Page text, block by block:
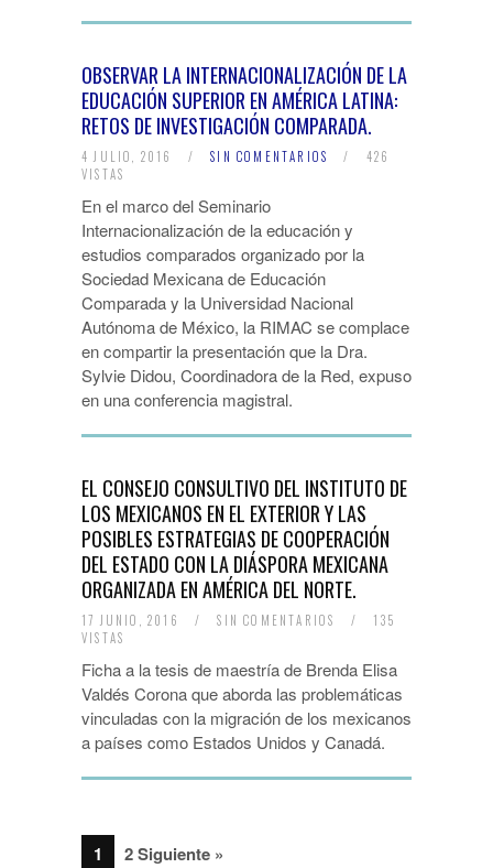
OBSERVAR LA INTERNACIONALIZACIÓN DE LA
EDUCACIÓN SUPERIOR EN AMÉRICA LATINA:
RETOS DE INVESTIGACIÓN COMPARADA.
4 JULIO, 2016 / SIN COMENTARIOS /
426
VISTAS
En el marco del Seminario
Internacionalización de la educación y
estudios comparados organizado por la
Sociedad Mexicana de Educación
Comparada y la Universidad Nacional
Autónoma de México, la RIMAC se complace
en compartir la presentación que la Dra.
Sylvie Didou, Coordinadora de la Red, expuso
en una conferencia magistral.
EL CONSEJO CONSULTIVO DEL INSTITUTO DE
LOS MEXICANOS EN EL EXTERIOR Y LAS
POSIBLES ESTRATEGIAS DE COOPERACIÓN
DEL ESTADO CON LA DIÁSPORA MEXICANA
ORGANIZADA EN AMÉRICA DEL NORTE.
17 JUNIO, 2016 / SIN COMENTARIOS /
135
VISTAS
Ficha a la tesis de maestría de Brenda Elisa
Valdés Corona que aborda las problemáticas
vinculadas con la migración de los mexicanos
a países como Estados Unidos y Canadá.
1 2 Siguiente »